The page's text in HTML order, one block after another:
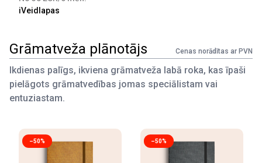
iVeidlapas
Grāmatveža plānotājs Cenas norādītas ar PVN
Ikdienas palīgs, ikviena grāmatveža labā roka, kas īpaši
pielāgots grāmatvedības jomas speciālistam vai
entuziastam.
–50% –50%